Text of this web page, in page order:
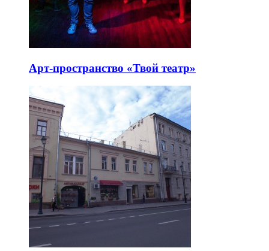
Арт-пространство «Твой театр»